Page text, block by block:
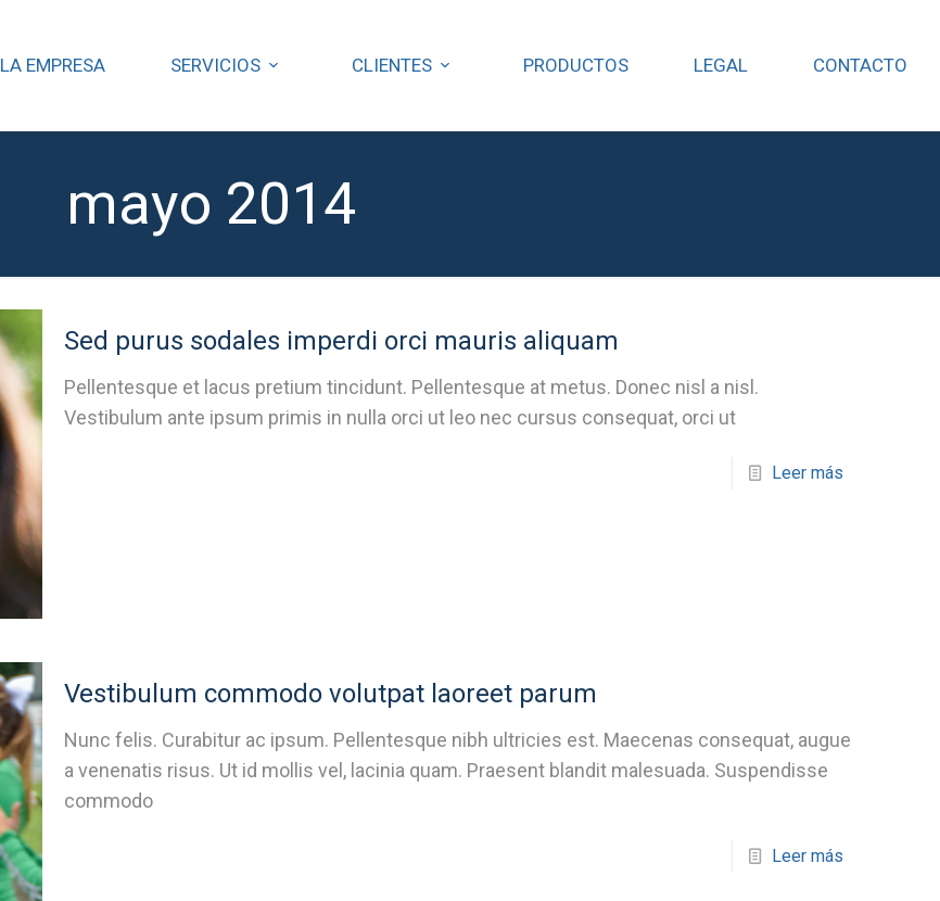
LA EMPRESA SERVICIOS CLIENTES PRODUCTOS LEGAL CONTACTO
mayo 2014
Sed purus sodales imperdi orci mauris aliquam
Pellentesque et lacus pretium tincidunt. Pellentesque at metus. Donec nisl a nisl.
Vestibulum ante ipsum primis in nulla orci ut leo nec cursus consequat, orci ut
Leer más
Vestibulum commodo volutpat laoreet parum
Nunc felis. Curabitur ac ipsum. Pellentesque nibh ultricies est. Maecenas consequat, augue
a venenatis risus. Ut id mollis vel, lacinia quam. Praesent blandit malesuada. Suspendisse
commodo
Leer más